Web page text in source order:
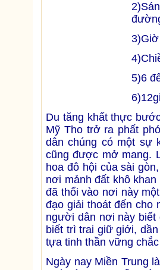
5)6
Du tăng khất thực
Mỹ Tho trở ra phất
dân chúng có một sự
cũng được mở mang.
hoa đô hội của sài
nơi mảnh đất khô
đã thổi vào nơi này
đạo giải thoát đến cho
người dân nơi này biết
biết trì trai giữ giới,
tựa tinh thần vững
Ngày nay Miền Trung